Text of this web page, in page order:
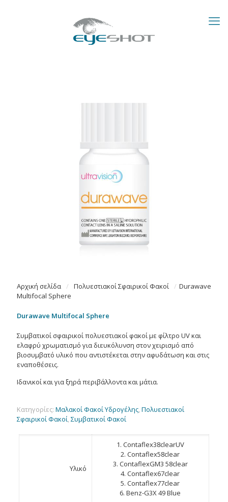
Αρχική σελίδα / Πολυεστιακοί Σφαιρικοί Φακοί / Durawave
Multifocal Sphere
Durawave Multifocal Sphere
Συμβατικοί σφαιρικοί πολυεστιακοί φακοί με φίλτρο UV και
ελαφρύ χρωματισμό για διευκόλυνση στον χειρισμό από
βιοσυμβατό υλικό που αντιστέκεται στην αφυδάτωση και στις
εναποθέσεις.
Ιδανικοί και για ξηρά περιβάλλοντα και μάτια.
Κατηγορίες: Μαλακοί Φακοί Υδρογέλης,Πολυεστιακοί
Σφαιρικοί Φακοί,Συμβατικοί Φακοί
Υλικό
1. Contaflex38clearUV
2. Contaflex58clear
3. ContaflexGM3 58clear
4. Contaflex67clear
5. Contaflex77clear
6. Benz-G3X 49 Blue